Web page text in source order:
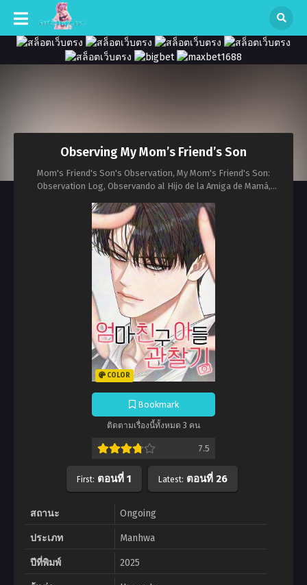
Observing My Mom’s Friend’s Son
Mom's Friend's Son's Observation, My Mom's Friend's Son:
Observation Log, Observando al Hijo de la Amiga de Mamá,
de maman, The Observation of the Son of My Mom's Friend,
อันตรายลูกชายเพื่อนแม่, 媽媽朋友的兒子, 엄마 친구 아들 관찰기
COLOR
Bookmark
ติดตามเรื่องนี้ทั้งหมด 3 คน
7.5
First: ตอนที่ 1 Latest: ตอนที่ 26
สถานะ Ongoing
ประเภท Manhwa
ปีที่พิมพ์ 2025